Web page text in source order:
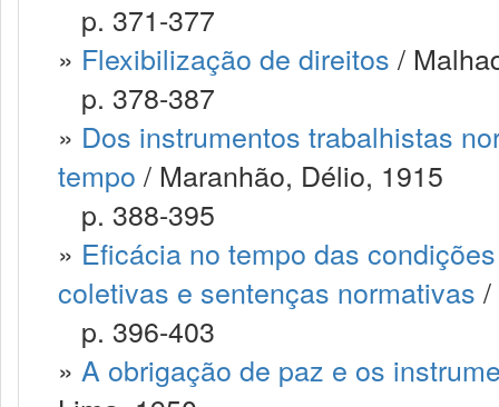
p. 371-377
» Flexibilização de direitos /
p. 378-387
» Dos instrumentos trabalhistas
tempo / Maranhão, Délio, 1915
p. 388-395
» Eficácia no tempo das
coletivas e sentenças normativas /
p. 396-403
» A obrigação de paz e os